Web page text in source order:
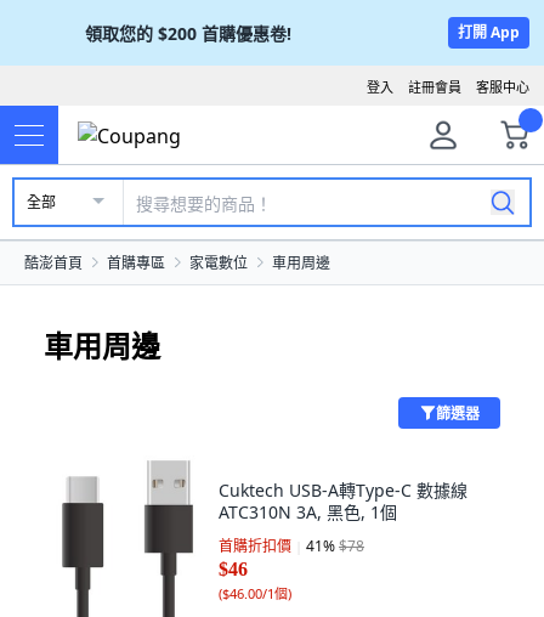
領取您的 $200 首購優惠卷! 打開 App
客服中心
註冊會員
登入
全部
酷澎首頁 首購專區 家電數位 車用周邊
車用周邊
篩選器
Cuktech USB-A轉Type-C 數據線
ATC310N 3A, 黑色, 1個
首購折扣價 41%$78
$46
($46.00/1個)